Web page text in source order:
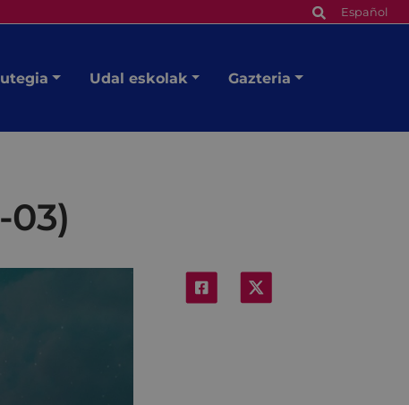
Español
Udal eskolak Gazteria